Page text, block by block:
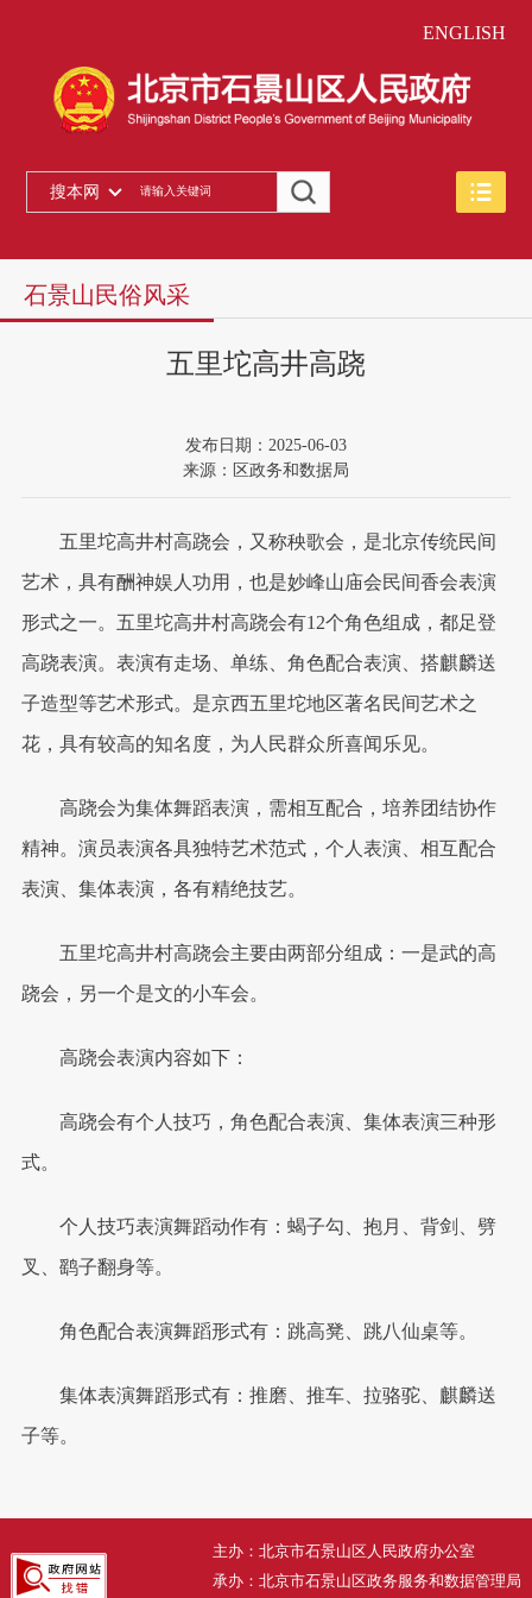
ENGLISH
搜本网
石景山民俗风采
五里坨高井高跷
发布日期：2025-06-03
来源：区政务和数据局
五里坨高井村高跷会，又称秧歌会，是北京传统民间
艺术，具有酬神娱人功用，也是妙峰山庙会民间香会表演
形式之一。五里坨高井村高跷会有12个角色组成，都足登
高跷表演。表演有走场、单练、角色配合表演、搭麒麟送
子造型等艺术形式。是京西五里坨地区著名民间艺术之
花，具有较高的知名度，为人民群众所喜闻乐见。
高跷会为集体舞蹈表演，需相互配合，培养团结协作
精神。演员表演各具独特艺术范式，个人表演、相互配合
表演、集体表演，各有精绝技艺。
五里坨高井村高跷会主要由两部分组成：一是武的高
跷会，另一个是文的小车会。
高跷会表演内容如下：
高跷会有个人技巧，角色配合表演、集体表演三种形
式。
个人技巧表演舞蹈动作有：蝎子勾、抱月、背剑、劈
叉、鹞子翻身等。
角色配合表演舞蹈形式有：跳高凳、跳八仙桌等。
集体表演舞蹈形式有：推磨、推车、拉骆驼、麒麟送
子等。
主办：北京市石景山区人民政府办公室
承办：北京市石景山区政务服务和数据管理局